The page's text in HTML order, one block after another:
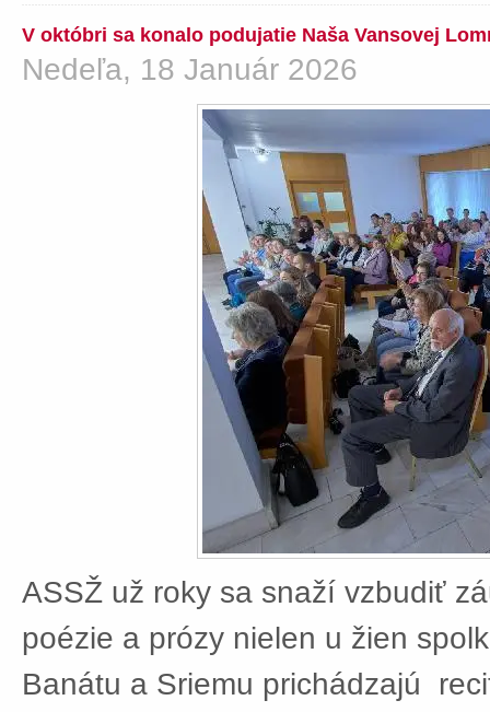
V októbri sa konalo podujatie Naša Vansovej
Nedeľa, 18 Január 2026
ASSŽ už roky sa snaží vzbudiť
poézie a prózy nielen u žien
Banátu a Sriemu prichádzajú